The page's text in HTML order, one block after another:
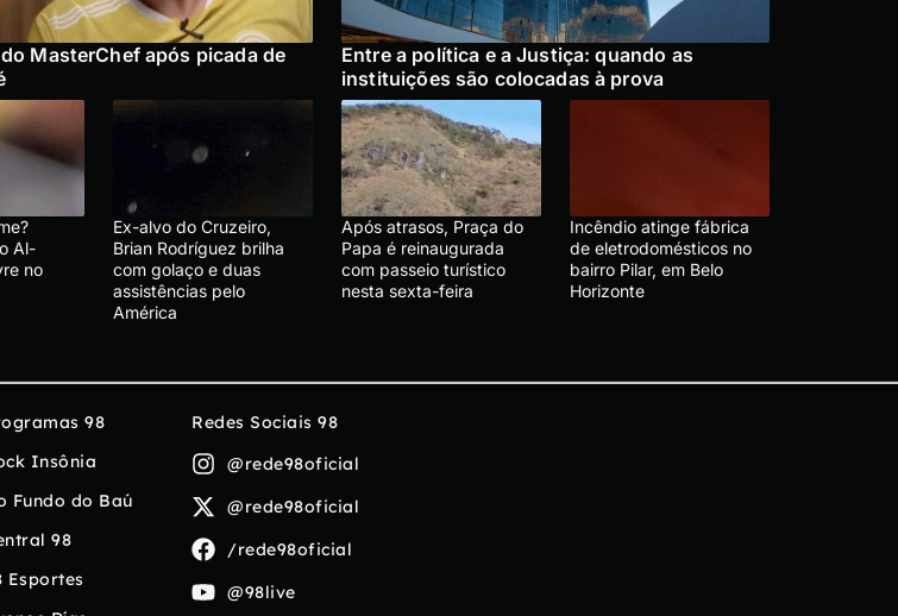
MasterChef após picada de
Entre a política e a Justiça: quando as
instituições são colocadas à prova
Al-
no
Ex-alvo do Cruzeiro,
Brian Rodríguez brilha
com golaço e duas
assistências pelo
América
Após atrasos, Praça do
Papa é reinaugurada
com passeio turístico
nesta sexta-feira
Incêndio atinge fábrica
de eletrodomésticos no
bairro Pilar, em Belo
Horizonte
98
Insônia
Fundo do Baú
98
Esportes
Redes Sociais 98
@rede98oficial
@rede98oficial
/rede98oficial
@98live